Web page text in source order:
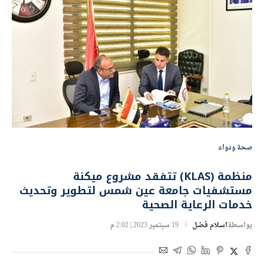
صحة ودواء
منظمة (KLAS) تتفقد مشروع ميكنة
مستشفيات جامعة عين شمس لتطوير وتحديث
خدمات الرعاية الصحية
بواسطةاسلام فضل 19 سبتمبر 2023 | 2:02 م